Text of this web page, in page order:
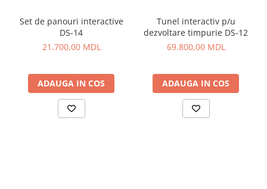
Set de panouri interactive
DS-14
21.700,00 MDL
ADAUGA IN COS
Tunel interactiv p/u
dezvoltare timpurie DS-12
69.800,00 MDL
ADAUGA IN COS